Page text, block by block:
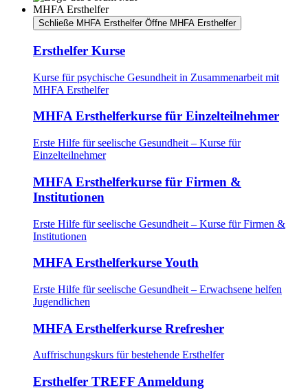
MHFA Ersthelfer
Schließe MHFA Ersthelfer Öffne MHFA Ersthelfer
Ersthelfer Kurse
Kurse für psychische Gesundheit in Zusammenarbeit mit
MHFA Ersthelfer
MHFA Ersthelferkurse für Einzelteilnehmer
Erste Hilfe für seelische Gesundheit – Kurse für
Einzelteilnehmer
MHFA Ersthelferkurse für Firmen &
Institutionen
Erste Hilfe für seelische Gesundheit – Kurse für Firmen &
Institutionen
MHFA Ersthelferkurse Youth
Erste Hilfe für seelische Gesundheit – Erwachsene helfen
Jugendlichen
MHFA Ersthelferkurse Rrefresher
Auffrischungskurs für bestehende Ersthelfer
Ersthelfer TREFF Anmeldung